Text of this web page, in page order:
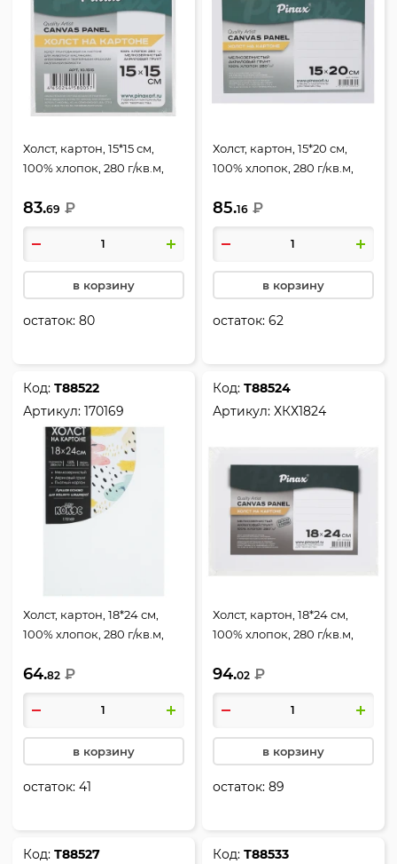
Холст, картон, 15*15 см,
100% хлопок, 280 г/кв.м,
10.1515
83.69 ₽
в корзину
остаток:80
Холст, картон, 15*20 см,
100% хлопок, 280 г/кв.м,
85.16 ₽
в корзину
остаток:62
Код:Т88522
Артикул:170169
Холст, картон, 18*24 см,
100% хлопок, 280 г/кв.м,
170169
64.82 ₽
в корзину
остаток:41
Код:Т88524
Артикул:ХКХ1824
Холст, картон, 18*24 см,
100% хлопок, 280 г/кв.м,
ХКХ1824
94.02 ₽
в корзину
остаток:89
Код:Т88527
Код:Т88533